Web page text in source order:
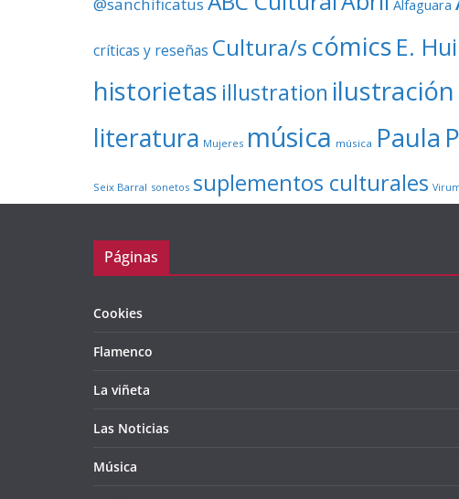
@sanchificatus Alfaguara
críticas y reseñas Cultura/s cómics E.
historietas illustration ilustración
literatura Mujeres música música Paula
Seix Barral sonetos suplementos culturales
Páginas
Cookies
Flamenco
La viñeta
Las Noticias
Música